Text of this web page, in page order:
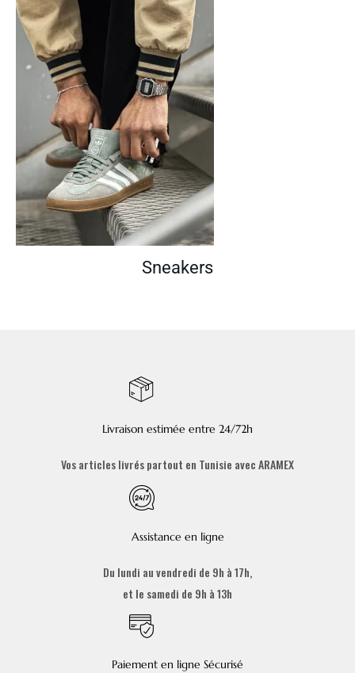
Sneakers
Livraison estimée entre 24/72h
Vos articles livrés partout en Tunisie avec ARAMEX
Assistance en ligne
Du lundi au vendredi de 9h à 17h,
et le samedi de 9h à 13h
Paiement en ligne Sécurisé